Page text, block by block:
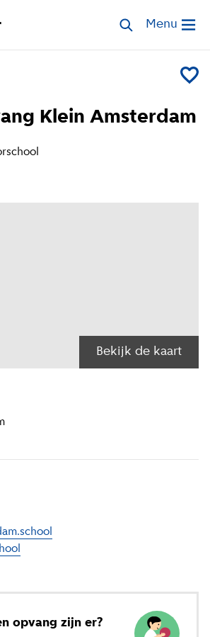
van SchoolwijzerZoek opvang
Open
Menu
Voeg
Klein Amsterdam
Bekijk de kaart
opvang zijn er?